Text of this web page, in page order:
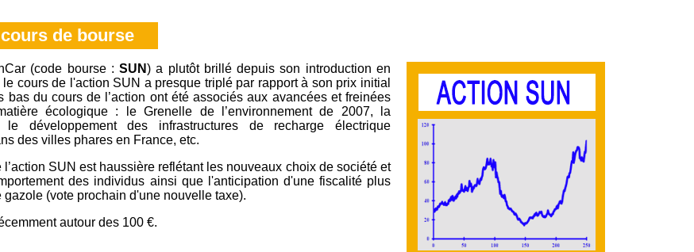
de bourse
(code bourse :SUN) a plutôt brillé depuis son introduction en
cours de l'action SUN a presque triplé par rapport à son prix initial
bas du cours de l’action ont été associés aux avancées et freinées
écologique : le Grenelle de l’environnement de 2007, la
développement des infrastructures de recharge électrique
des villes phares en France, etc.
l’action SUN est haussière reflétant les nouveaux choix de société et
des individus ainsi que l'anticipation d'une fiscalité plus
gazole (vote prochain d'une nouvelle taxe).
autour des 100 €.